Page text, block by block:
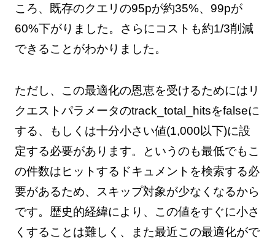
ころ、既存のクエリの95pが約35%、99pが
60%下がりました。さらにコストも約1/3削減
できることがわかりました。
ただし、この最適化の恩恵を受けるためにはリ
クエストパラメータのtrack_total_hitsをfalseに
する、もしくは十分小さい値(1,000以下)に設
定する必要があります。というのも最低でもこ
の件数はヒットするドキュメントを検索する必
要があるため、スキップ対象が少なくなるから
です。歴史的経緯により、この値をすぐに小さ
くすることは難しく、また最近この最適化がで